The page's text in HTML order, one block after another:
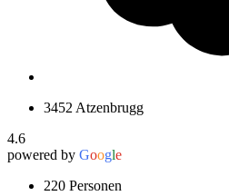
3452 Atzenbrugg
4.6
powered by Google
220 Personen